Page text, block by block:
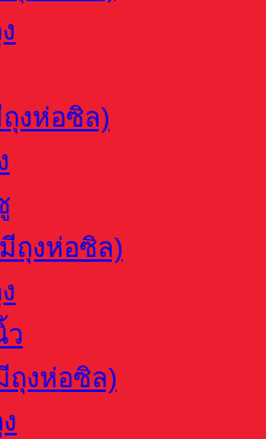
งห่อซิล)
ถุงห่อซิล)
ว
ถุงห่อซิล)